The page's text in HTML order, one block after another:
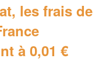
les frais de
à 0,01 €